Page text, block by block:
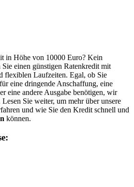
in Höhe von 10000 Euro? Kein
einen günstigen Ratenkredit mit
flexiblen Laufzeiten. Egal, ob Sie
eine dringende Anschaffung, eine
eine andere Ausgabe benötigen, wir
Sie weiter, um mehr über unsere
und wie Sie den Kredit schnell und
können.